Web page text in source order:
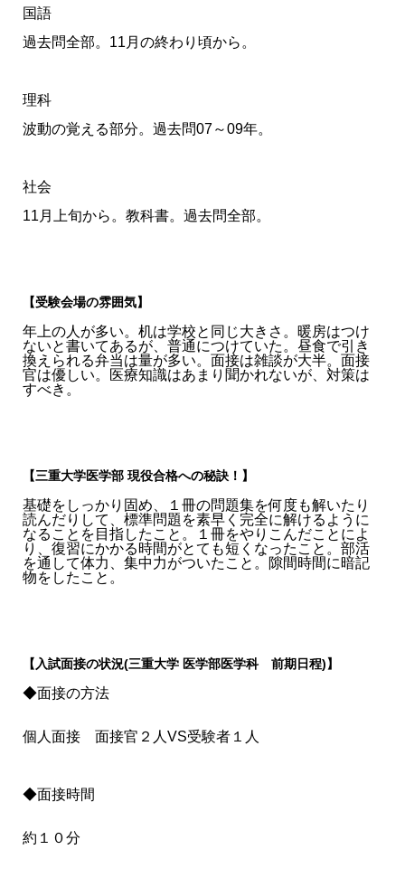
国語
過去問全部。11月の終わり頃から。
理科
波動の覚える部分。過去問07～09年。
社会
11月上旬から。教科書。過去問全部。
【受験会場の雰囲気】
年上の人が多い。机は学校と同じ大きさ。暖房はつけ
ないと書いてあるが、普通につけていた。昼食で引き
換えられる弁当は量が多い。面接は雑談が大半。面接
官は優しい。医療知識はあまり聞かれないが、対策は
すべき。
【三重大学医学部 現役合格への秘訣！】
基礎をしっかり固め、１冊の問題集を何度も解いたり
読んだりして、標準問題を素早く完全に解けるように
なることを目指したこと。１冊をやりこんだことによ
り、復習にかかる時間がとても短くなったこと。部活
を通して体力、集中力がついたこと。隙間時間に暗記
物をしたこと。
【入試面接の状況(三重大学 医学部医学科 前期日程)】
◆面接の方法
個人面接 面接官２人VS受験者１人
◆面接時間
約１０分